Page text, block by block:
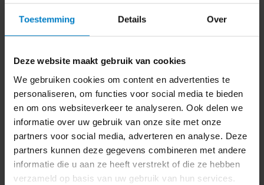
Toestemming Details Over
Deze website maakt gebruik van cookies
We gebruiken cookies om content en advertenties te
personaliseren, om functies voor social media te bieden
en om ons websiteverkeer te analyseren. Ook delen we
informatie over uw gebruik van onze site met onze
partners voor social media, adverteren en analyse. Deze
partners kunnen deze gegevens combineren met andere
informatie die u aan ze heeft verstrekt of die ze hebben
verzameld op basis van uw gebruik van hun services.
17 maart 2026